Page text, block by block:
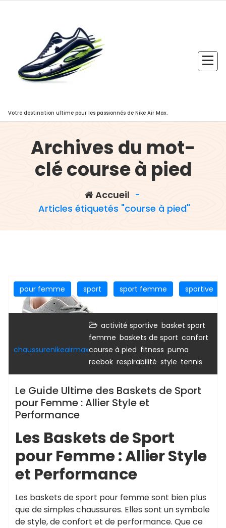
Votre destination ultime pour les passionnés de Nike Air Max.
Archives du mot-
clé course à pied
Accueil -
Articles étiquetés "course à pied"
pour femme sport sport femme sportive
chaussurenikeairmax
activité sportive basket sport
femme baskets de sport confort
course à pied fitness puma
reebok respirabilité style tennis
Le Guide Ultime des Baskets de Sport
pour Femme : Allier Style et
Performance
Les Baskets de Sport
pour Femme : Allier Style
et Performance
Les baskets de sport pour femme sont bien plus
que de simples chaussures. Elles sont un symbole
de style, de confort et de performance. Que ce